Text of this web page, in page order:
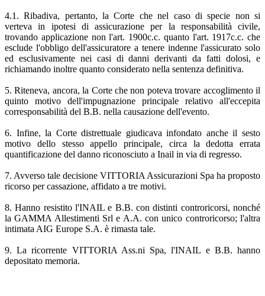
4.1. Ribadiva, pertanto, la Corte che nel caso di specie non si
verteva in ipotesi di assicurazione per la responsabilità civile,
trovando applicazione non l'art. 1900c.c. quanto l'art. 1917c.c. che
esclude l'obbligo dell'assicuratore a tenere indenne l'assicurato solo
ed esclusivamente nei casi di danni derivanti da fatti dolosi, e
richiamando inoltre quanto considerato nella sentenza definitiva.
5. Riteneva, ancora, la Corte che non poteva trovare accoglimento il
quinto motivo dell'impugnazione principale relativo all'eccepita
corresponsabilità del B.B. nella causazione dell'evento.
6. Infine, la Corte distrettuale giudicava infondato anche il sesto
motivo dello stesso appello principale, circa la dedotta errata
quantificazione del danno riconosciuto a Inail in via di regresso.
7. Avverso tale decisione VITTORIA Assicurazioni Spa ha proposto
ricorso per cassazione, affidato a tre motivi.
8. Hanno resistito l'INAIL e B.B. con distinti controricorsi, nonché
la GAMMA Allestimenti Srl e A.A. con unico controricorso; l'altra
intimata AIG Europe S.A. è rimasta tale.
9. La ricorrente VITTORIA Ass.ni Spa, l'INAIL e B.B. hanno
depositato memoria.